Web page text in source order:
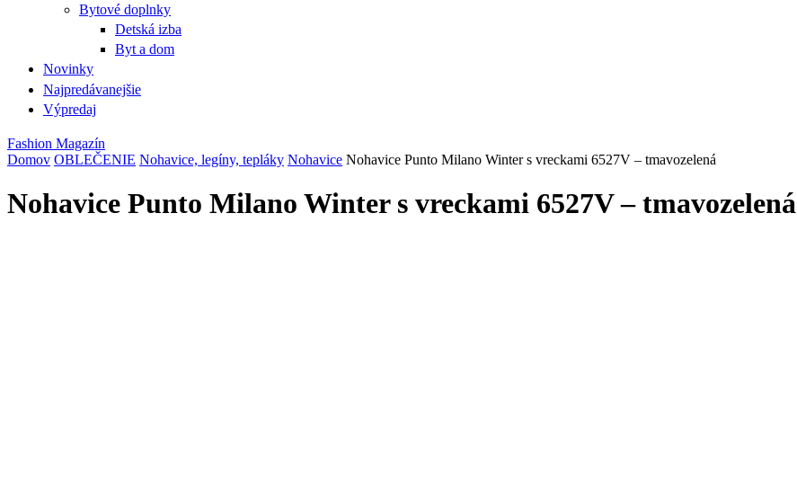
Bytové doplnky
Detská izba
Byt a dom
Novinky
Najpredávanejšie
Výpredaj
Fashion Magazín
Domov OBLEČENIE Nohavice, legíny, tepláky Nohavice Nohavice Punto Milano Winter s vreckami 6527V – tmavozelená
Nohavice Punto Milano Winter s vreckami 6527V – tmavozelená